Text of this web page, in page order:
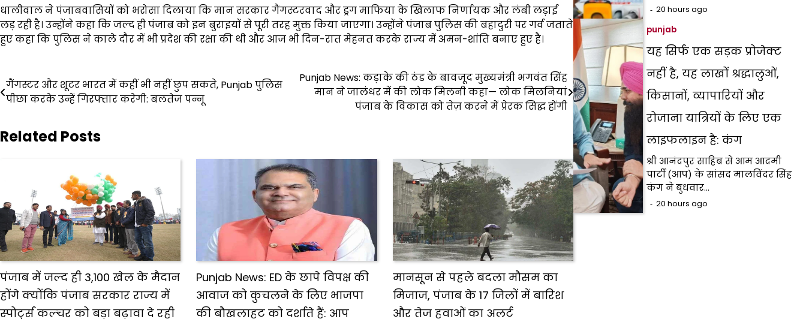
धालीवाल ने पंजाबवासियों को भरोसा दिलाया कि मान सरकार गैंगस्टरवाद और ड्रग माफिया के खिलाफ निर्णायक और लंबी लड़ाई
लड़ रही है। उन्होंने कहा कि जल्द ही पंजाब को इन बुराइयों से पूरी तरह मुक्त किया जाएगा। उन्होंने पंजाब पुलिस की बहादुरी पर गर्व जताते
हुए कहा कि पुलिस ने काले दौर में भी प्रदेश की रक्षा की थी और आज भी दिन-रात मेहनत करके राज्य में अमन-शांति बनाए हुए है।
Post
navigation
गैंगस्टर और शूटर भारत में कहीं भी नहीं छुप सकते, Punjab पुलिस
पीछा करके उन्हें गिरफ्तार करेगी: बलतेज पन्नू
Punjab News: कड़ाके की ठंड के बावजूद मुख्यमंत्री भगवंत सिंह
मान ने जालंधर में की लोक मिलनी कहा— लोक मिलनियां
पंजाब के विकास को तेज़ करने में प्रेरक सिद्ध होंगी
Related Posts
पंजाब में जल्द ही 3,100 खेल के मैदान
होंगे क्योंकि पंजाब सरकार राज्य में
स्पोर्ट्स कल्चर को बड़ा बढ़ावा दे रही
Punjab News: ED के छापे विपक्ष की
आवाज को कुचलने के लिए भाजपा
की बौखलाहट को दर्शाते हैं: आप
मानसून से पहले बदला मौसम का
मिजाज, पंजाब के 17 जिलों में बारिश
और तेज हवाओं का अलर्ट
20 hours ago
punjab
यह सिर्फ एक सड़क प्रोजेक्ट
नहीं है, यह लाखों श्रद्धालुओं,
किसानों, व्यापारियों और
रोजाना यात्रियों के लिए एक
लाइफलाइन है: कंग
श्री आनंदपुर साहिब से आम आदमी
पार्टी (आप) के सांसद मालविंदर सिंह
कंग ने बुधवार…
20 hours ago